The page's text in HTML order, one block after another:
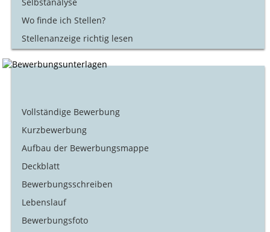
Selbstanalyse
Wo finde ich Stellen?
Stellenanzeige richtig lesen
Vollständige Bewerbung
Kurzbewerbung
Aufbau der Bewerbungsmappe
Deckblatt
Bewerbungsschreiben
Lebenslauf
Bewerbungsfoto